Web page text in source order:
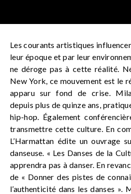
Les courants artistiques
leur époque et par leur
ne déroge pas à cette réalité.
New York, ce mouvement est le
apparu sur fond de crise.
depuis plus de quinze ans,
hip-hop. Également
transmettre cette culture. En
L’Harmattan édite un ouvrage
danseuse. « Les Danses de la
apprendra pas à danser. En
de « Donner des pistes de
l’authenticité dans les danses ».